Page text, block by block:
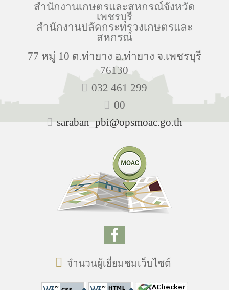
สำนักงานเกษตรและสหกรณ์จังหวัด
เพชรบุรี
สำนักงานปลัดกระทรวงเกษตรและ
สหกรณ์
77 หมู่ 10 ต.ท่ายาง อ.ท่ายาง จ.เพชรบุรี
76130
032 461 299
00
saraban_pbi@opsmoac.go.th
จำนวนผู้เยี่ยมชมเว็บไซต์